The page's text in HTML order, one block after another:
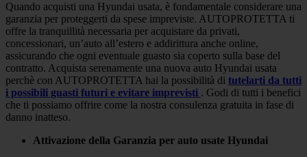
Quando acquisti una Hyundai usata, è fondamentale considerare una
garanzia per proteggerti da spese impreviste. AUTOPROTETTA ti
offre la tranquillità necessaria per acquistare da privati,
concessionari, un’auto all’estero e addirittura anche online,
assicurando che ogni eventuale guasto sia coperto sulla base del
contratto. Acquista serenamente una nuova auto Hyundai usata
perchè con AUTOPROTETTA hai la possibilità di tutelarti da tutti
i possibili guasti futuri e evitare imprevisti . Godi di tutti i benefici
che ti possiamo offrire come la nostra consulenza gratuita in fase di
danno inatteso.
Attivazione della Garanzia per auto usate Hyundai